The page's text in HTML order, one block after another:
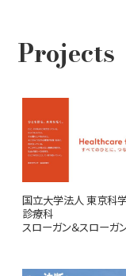
Projects
国立大学法人 東京科
診療科
スローガン＆スローガ